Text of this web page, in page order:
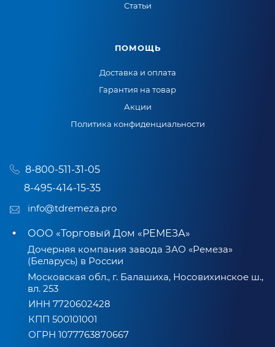
Статьи
ПОМОЩЬ
Доставка и оплата
Гарантия на товар
Акции
Политика конфиденциальности
8-800-511-31-05
8-495-414-15-35
info@tdremeza.pro
ООО «Торговый Дом «РЕМЕЗА»
Дочерняя компания завода ЗАО «Ремеза»
(Беларусь) в России
Московская обл., г. Балашиха, Носовихинское ш.,
вл. 253
ИНН 7720602428
КПП 500101001
ОГРН 1077763870667